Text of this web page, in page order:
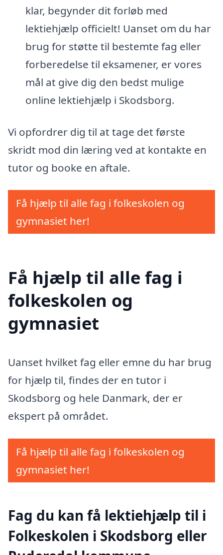
klar, begynder dit forløb med
lektiehjælp officielt! Uanset om du har
brug for støtte til bestemte fag eller
forberedelse til eksamener, er vores
mål at give dig den bedst mulige
online lektiehjælp i Skodsborg.
Vi opfordrer dig til at tage det første
skridt mod din læring ved at kontakte en
tutor og booke en aftale.
Få hjælp til alle fag i folkeskolen og
gymnasiet her!
Få hjælp til alle fag i
folkeskolen og
gymnasiet
Uanset hvilket fag eller emne du har brug
for hjælp til, findes der en tutor i
Skodsborg og hele Danmark, der er
ekspert på området.
Få hjælp til alle fag i folkeskolen og
gymnasiet her!
Fag du kan få lektiehjælp til i
Folkeskolen i Skodsborg eller